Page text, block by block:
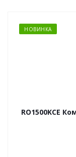
НОВИНКА
RO1500KCE